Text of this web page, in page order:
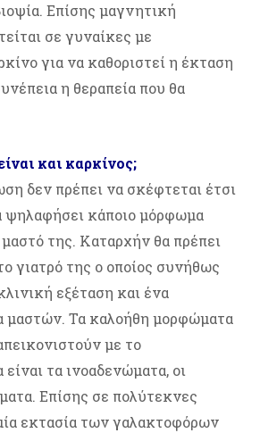
Επίσης μαγνητική
σε γυναίκες με
για να καθοριστεί η έκταση
η θεραπεία που θα
και καρκίνος;
δεν πρέπει να σκέφτεται έτσι
ψηλαφήσει κάποιο μόρφωμα
της. Καταρχήν θα πρέπει
γιατρό της ο οποίος συνήθως
εξέταση και ένα
μαστών. Τα καλοήθη μορφώματα
με το
τα ινοαδενώματα, οι
Επίσης σε πολύτεκνες
εκτασία των γαλακτοφόρων